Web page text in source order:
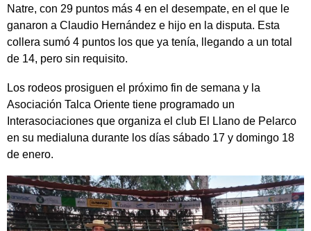
Natre, con 29 puntos más 4 en el desempate, en el que le
ganaron a Claudio Hernández e hijo en la disputa. Esta
collera sumó 4 puntos los que ya tenía, llegando a un total
de 14, pero sin requisito.
Los rodeos prosiguen el próximo fin de semana y la
Asociación Talca Oriente tiene programado un
Interasociaciones que organiza el club El Llano de Pelarco
en su medialuna durante los días sábado 17 y domingo 18
de enero.